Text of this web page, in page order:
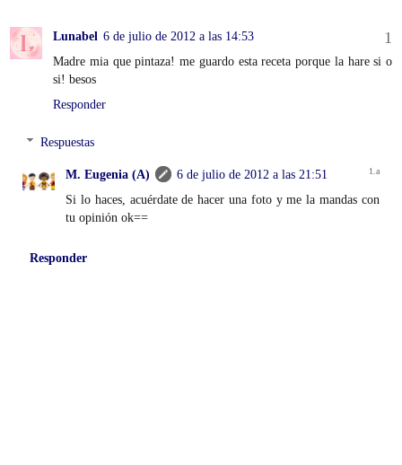
Lunabel 6 de julio de 2012 a las 14:53
Madre mia que pintaza! me guardo esta receta porque la hare si o
si! besos
Responder
Respuestas
M. Eugenia (A)
6 de julio de 2012 a las 21:51
Si lo haces, acuérdate de hacer una foto y me la mandas con
tu opinión ok==
Responder